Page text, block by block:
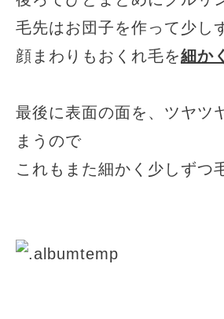
毛先はお団子を作って少し
顔まわりもおくれ毛を細か
最後に表面の面を、ツヤツ
まうので
これもまた細かく少しずつ